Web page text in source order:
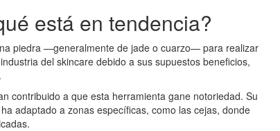
está en tendencia?
piedra —generalmente de jade o cuarzo— para realizar
del skincare debido a sus supuestos beneficios,
contribuido a que esta herramienta gane notoriedad. Su
adaptado a zonas específicas, como las cejas, donde